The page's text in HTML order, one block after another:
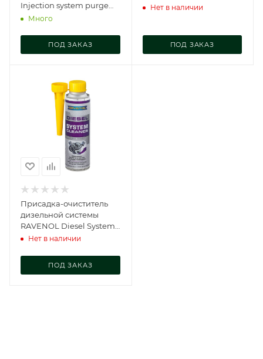
Injection system purge
(Upgrade), Ds7095
Много
ПОД ЗАКАЗ
Нет в наличии
ПОД ЗАКАЗ
Присадка-очиститель
дизельной системы
RAVENOL Diesel System
Cleaner (0,3 л), 1390243-
Нет в наличии
ПОД ЗАКАЗ